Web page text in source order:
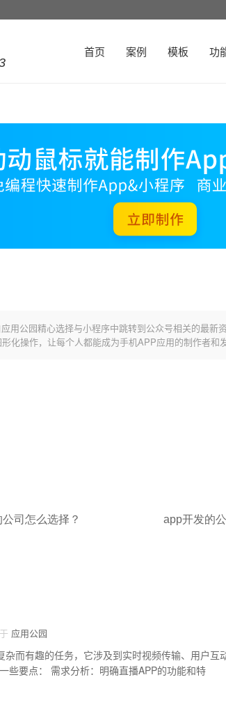
首页 案例 模板 功
公园精心选择与小程序中跳转到公众号相关的最新资
化操作，让每个人都能成为手机APP应用的制作者和
司怎么选择？ app开发的
应用公园
杂而有趣的任务，它涉及到实时视频传输、用户
PP开发的一般步骤和一些要点： 需求分析：明确直播APP的功能和特